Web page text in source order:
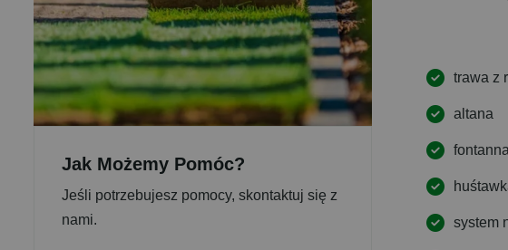
Jak Możemy Pomóc?
Jeśli potrzebujesz pomocy, skontaktuj się z
nami.
trawa z
altana
system